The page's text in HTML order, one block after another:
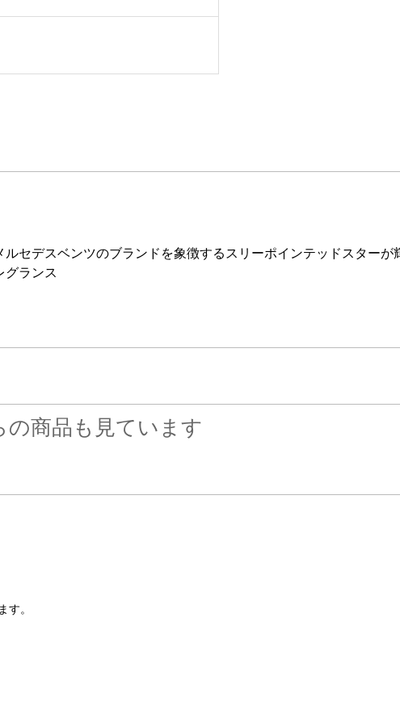
セデスベンツのブランドを象徴するスリーポインテッドスターが
グランス
の商品も見ています
す。